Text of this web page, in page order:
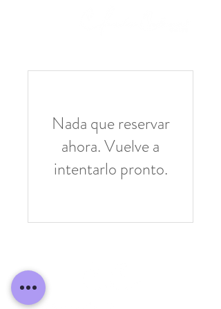
Nada que reservar
ahora. Vuelve a
intentarlo pronto.